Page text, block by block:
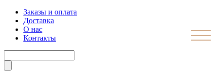
Заказы и оплата
Доставка
О нас
Контакты